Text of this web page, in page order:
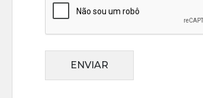
ENVIAR